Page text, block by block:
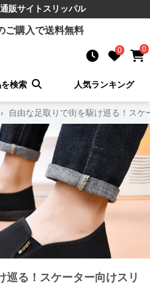
販サイト スリッパル
ご購入で送料無料
0 0
検索 人気ランキング
› 自由な足取りで街を駆け巡る！ス
巡る！スケーター向けスリ